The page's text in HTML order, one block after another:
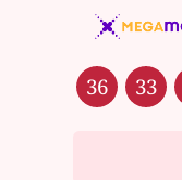
36 33